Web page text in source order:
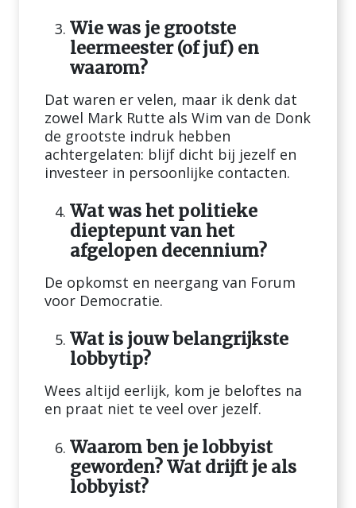
Wie was je grootste
leermeester (of juf) en
waarom?
Dat waren er velen, maar ik denk dat
zowel Mark Rutte als Wim van de Donk
de grootste indruk hebben
achtergelaten: blijf dicht bij jezelf en
investeer in persoonlijke contacten.
Wat was het politieke
dieptepunt van het
afgelopen decennium?
De opkomst en neergang van Forum
voor Democratie.
Wat is jouw belangrijkste
lobbytip?
Wees altijd eerlijk, kom je beloftes na
en praat niet te veel over jezelf.
Waarom ben je lobbyist
geworden? Wat drijft je als
lobbyist?